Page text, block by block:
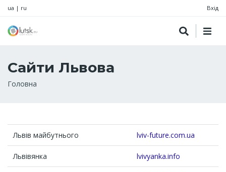
ua | ru Вхід
Сайти Львова
Рядок
Головна
Львів майбутнього lviv-future.com.ua
Львівянка lvivyanka.info